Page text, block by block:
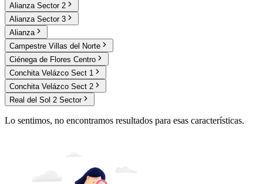
Alianza Sector 2
Alianza Sector 3
Alianza
Campestre Villas del Norte
Ciénega de Flores Centro
Conchita Velázco Sect 1
Conchita Velázco Sect 2
Real del Sol 2 Sector
Lo sentimos, no encontramos resultados para esas características.